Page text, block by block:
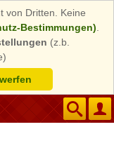
von Dritten. Keine
Bestimmungen)
(z.b.